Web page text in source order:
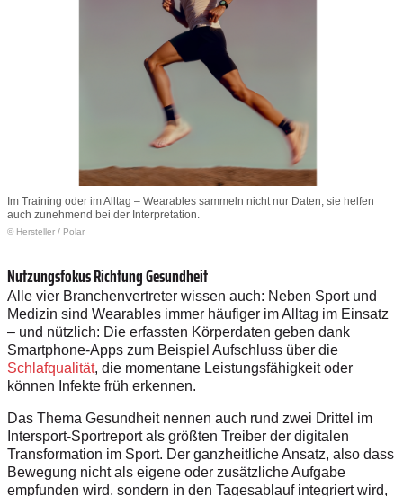
Im Training oder im Alltag – Wearables sammeln nicht nur Daten, sie helfen
auch zunehmend bei der Interpretation.
© Hersteller / Polar
Nutzungsfokus Richtung Gesundheit
Alle vier Branchenvertreter wissen auch: Neben Sport und
Medizin sind Wearables immer häufiger im Alltag im Einsatz
– und nützlich: Die erfassten Körperdaten geben dank
Smartphone-Apps zum Beispiel Aufschluss über die
Schlafqualität, die momentane Leistungsfähigkeit oder
können Infekte früh erkennen.
Das Thema Gesundheit nennen auch rund zwei Drittel im
Intersport-Sportreport als größten Treiber der digitalen
Transformation im Sport. Der ganzheitliche Ansatz, also dass
Bewegung nicht als eigene oder zusätzliche Aufgabe
empfunden wird, sondern in den Tagesablauf integriert wird,